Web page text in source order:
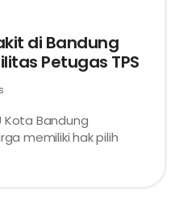
di Bandung
Petugas TPS
Kota Bandung
memiliki hak pilih